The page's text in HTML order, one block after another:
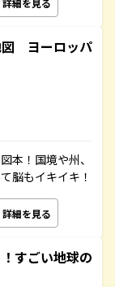
ヨーロッパ
本！国境や州、
脳もイキイキ！
詳細を見る
すごい地球の